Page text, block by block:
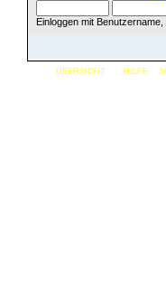
Einloggen mit
ÜBERSICHT HILFE